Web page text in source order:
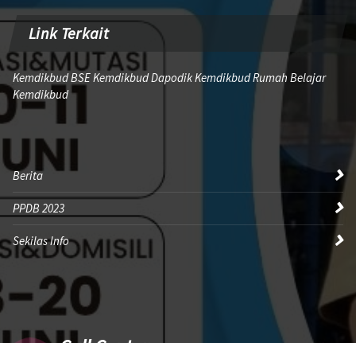
Link Terkait
Kemdikbud BSE Kemdikbud Dapodik Kemdikbud Rumah Belajar
Kemdikbud
Berita
PPDB 2023
Sekilas Info